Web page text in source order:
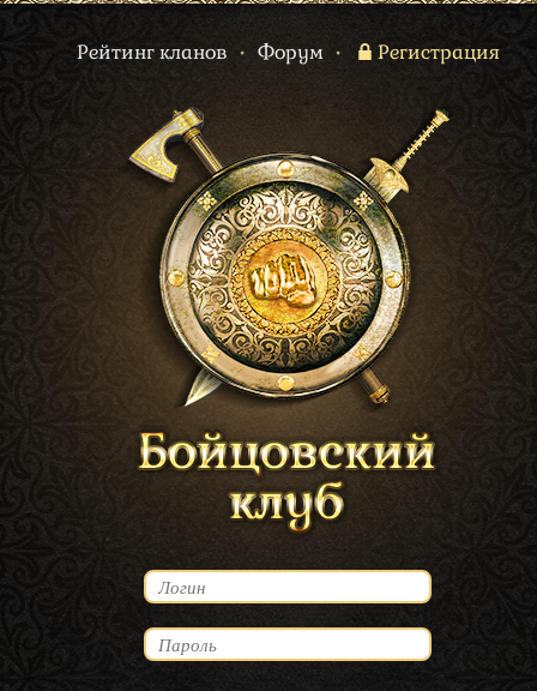
Рейтинг кланов • Форум • Регистрация